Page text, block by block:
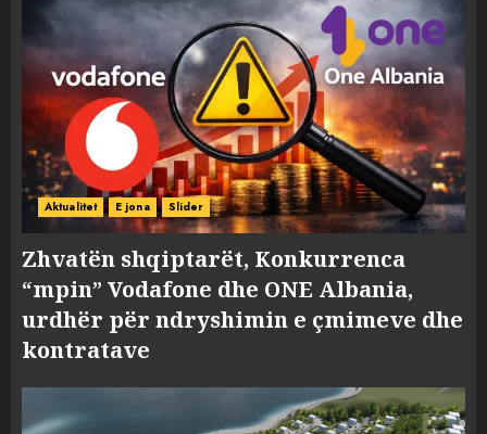
Aktualitet E jona Slider
Zhvatën shqiptarët, Konkurrenca
“mpin” Vodafone dhe ONE Albania,
urdhër për ndryshimin e çmimeve dhe
kontratave